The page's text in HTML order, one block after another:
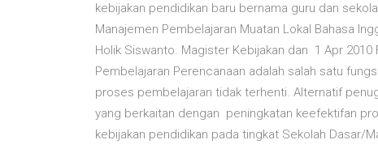
kebijakan pendidikan baru bernama guru dan
Manajemen Pembelajaran Muatan Lokal Bahasa
Holik Siswanto. Magister Kebijakan dan 1 Apr
Pembelajaran Perencanaan adalah salah satu
proses pembelajaran tidak terhenti. Alternatif
yang berkaitan dengan peningkatan keefektifan
kebijakan pendidikan pada tingkat Sekolah Dasar/